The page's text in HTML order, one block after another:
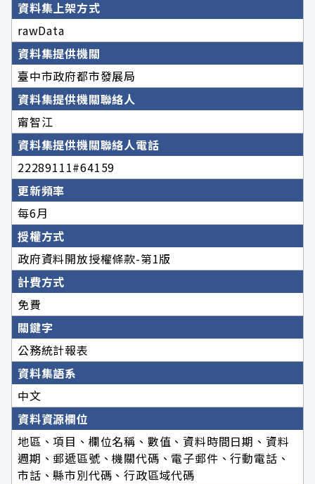
資料集上架方式
rawData
資料集提供機關
臺中市政府都市發展局
資料集提供機關聯絡人
甯智江
資料集提供機關聯絡人電話
22289111#64159
更新頻率
每6月
授權方式
政府資料開放授權條款-第1版
計費方式
免費
關鍵字
公務統計報表
資料集語系
中文
資料資源欄位
地區、項目、欄位名稱、數值、資料時間日期、資料
週期、郵遞區號、機關代碼、電子郵件、行動電話、
市話、縣市別代碼、行政區域代碼